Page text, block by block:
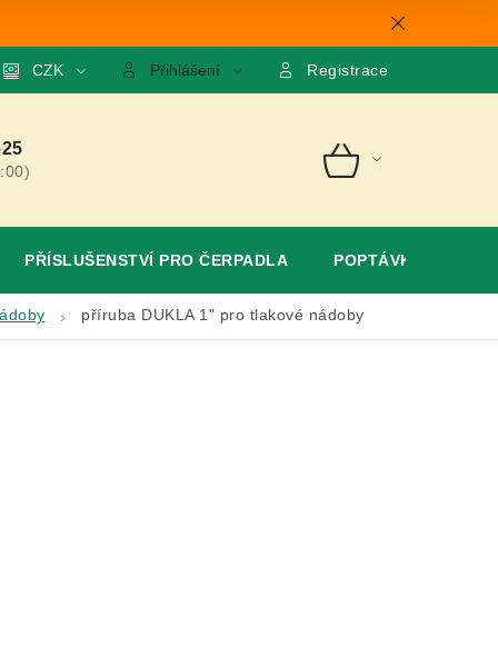
O nás GDPR Poptávka
CZK Přihlášení Registrace
NÁKUPNÍ
PŘÍSLUŠENSTVÍ PRO ČERPADLA POPTÁVKA
příruba DUKLA 1" pro tlakové nádoby